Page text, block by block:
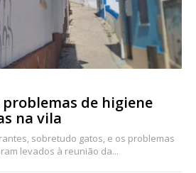
problemas de higiene
na vila
sobretudo gatos, e os problemas
levados à reunião da...